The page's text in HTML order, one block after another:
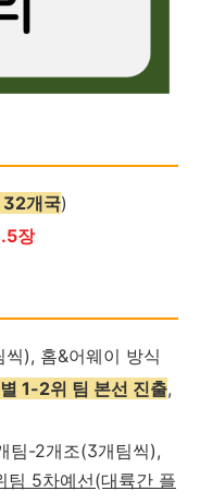
32개국)
장
), 홈&어웨이 방식
1-2위 팀 본선 진출,
팀-2개조(3개팀씩),
팀 5차예선(대륙간 플